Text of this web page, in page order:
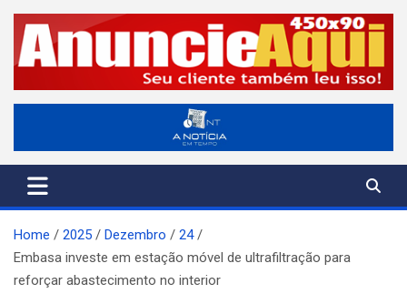
Skip
content
A Notícia em Tempo
ANT-Informação o Tempo Todo
Home 2025 Dezembro
24
Embasa investe em estação móvel de ultrafiltração para
reforçar abastecimento no interior